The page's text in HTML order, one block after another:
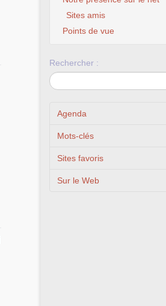
Sites amis
Points de vue
Rechercher :
Agenda
Mots-clés
Sites favoris
Sur le Web